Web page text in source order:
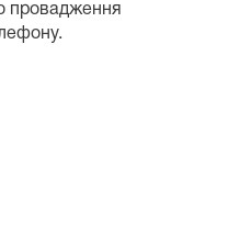
провадження